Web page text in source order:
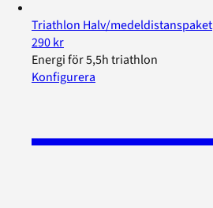
Triathlon Halv/medeldistanspaket
290 kr
Energi för 5,5h triathlon
Konfigurera